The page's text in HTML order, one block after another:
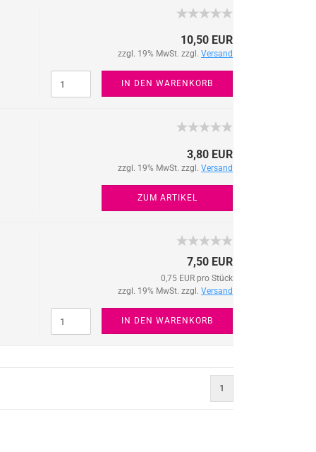
10,50 EUR
zzgl. 19% MwSt. zzgl. Versand
IN DEN WARENKORB
3,80 EUR
zzgl. 19% MwSt. zzgl. Versand
ZUM ARTIKEL
7,50 EUR
0,75 EUR pro Stück
zzgl. 19% MwSt. zzgl. Versand
IN DEN WARENKORB
1